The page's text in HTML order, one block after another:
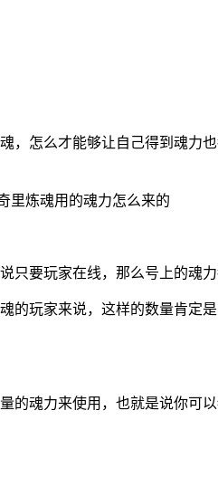
怎么才能够让自己得到魂力
要玩家在线，那么号上的魂力
玩家来说，这样的数量肯定
魂力来使用，也就是说你可